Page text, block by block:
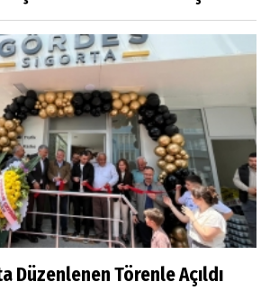
Düzenlenen Törenle Açıldı